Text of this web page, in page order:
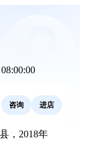
咨询 进店
，2018年